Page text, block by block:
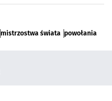
mistrzostwa świata powołania